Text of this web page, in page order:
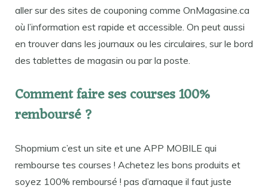
aller sur des sites de couponing comme OnMagasine.ca
où l’information est rapide et accessible. On peut aussi
en trouver dans les journaux ou les circulaires, sur le bord
des tablettes de magasin ou par la poste.
Comment faire ses courses 100%
remboursé ?
Shopmium c’est un site et une APP MOBILE qui
rembourse tes courses ! Achetez les bons produits et
soyez 100% remboursé ! pas d’arnaque il faut juste